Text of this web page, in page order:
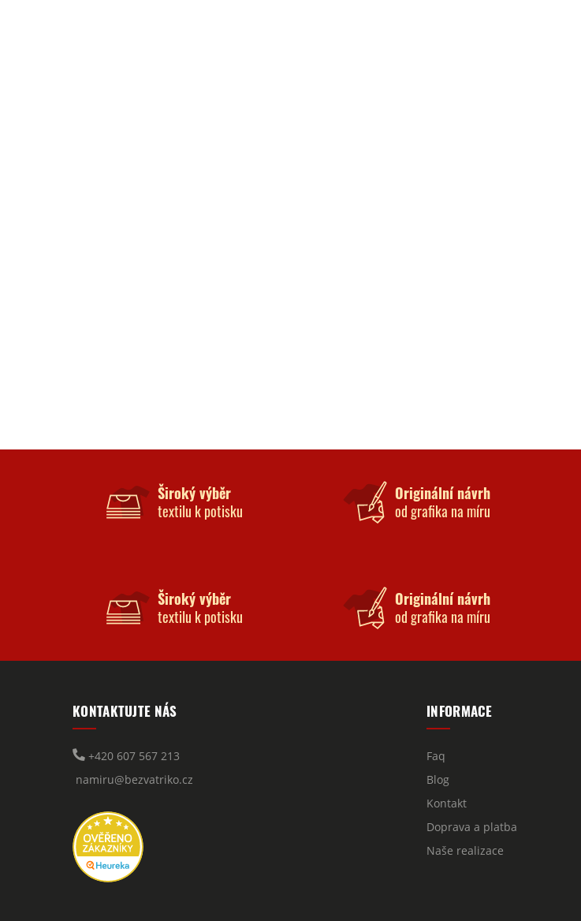
Široký výběr
textilu k potisku
Originální návrh
od grafika na míru
Široký výběr
textilu k potisku
Originální návrh
od grafika na míru
KONTAKTUJTE NÁS
+420 607 567 213
namiru@bezvatriko.cz
INFORMACE
Faq
Blog
Kontakt
Doprava a platba
Naše realizace